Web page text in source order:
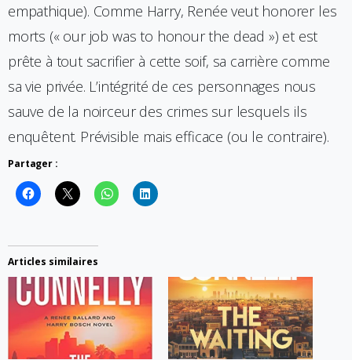
empathique). Comme Harry, Renée veut honorer les
morts (« our job was to honour the dead ») et est
prête à tout sacrifier à cette soif, sa carrière comme
sa vie privée. L’intégrité de ces personnages nous
sauve de la noirceur des crimes sur lesquels ils
enquêtent. Prévisible mais efficace (ou le contraire).
Partager :
Articles similaires